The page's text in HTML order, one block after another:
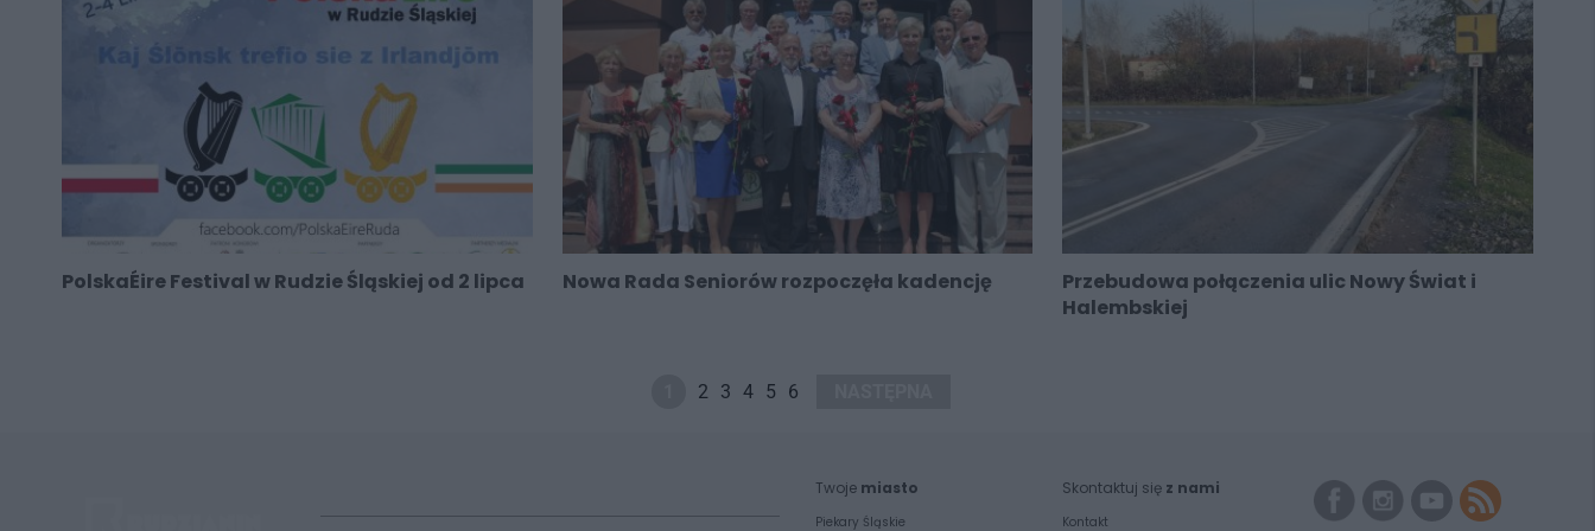
PolskaÉire Festival w Rudzie Śląskiej od 2 lipca Nowa Rada Seniorów rozpoczęła kadencję
Przebudowa połączenia ulic Nowy Świat i
Halembskiej
2 3 4 5 6
Twoje miasto
Piekary Śląskie
Skontaktuj się z nami
Kontakt